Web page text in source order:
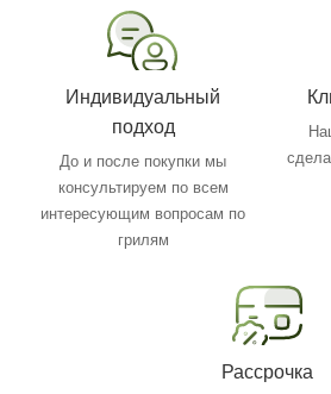
Индивидуальный
подход
До и после покупки мы
консультируем по всем
интересующим вопросам по
грилям
Рассрочка